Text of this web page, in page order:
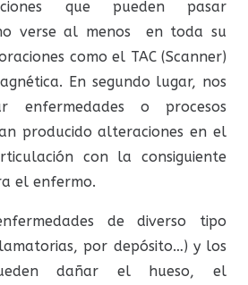
que pueden pasar
verse al menos en toda su
como el TAC (Scanner)
En segundo lugar, nos
enfermedades o procesos
producido alteraciones en el
con la consiguiente
el enfermo.
de diverso tipo
por depósito…) y los
dañar el hueso, el